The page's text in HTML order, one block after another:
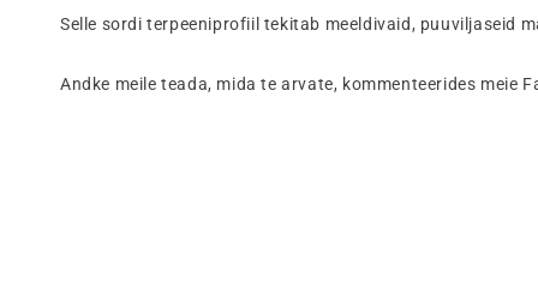
Selle sordi terpeeniprofiil tekitab meeldivaid, puuviljaseid
Andke meile teada, mida te arvate, kommenteerides meie